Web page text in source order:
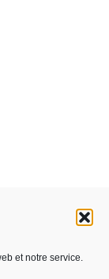
et notre service.